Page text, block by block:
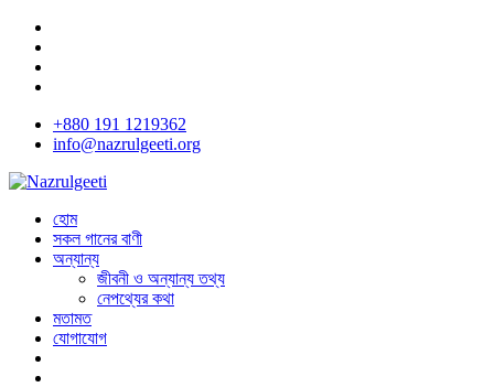
+880 191 1219362
info@nazrulgeeti.org
হোম
সকল গানের বাণী
অন্যান্য
জীবনী ও অন্যান্য তথ্য
নেপথ্যের কথা
মতামত
যোগাযোগ